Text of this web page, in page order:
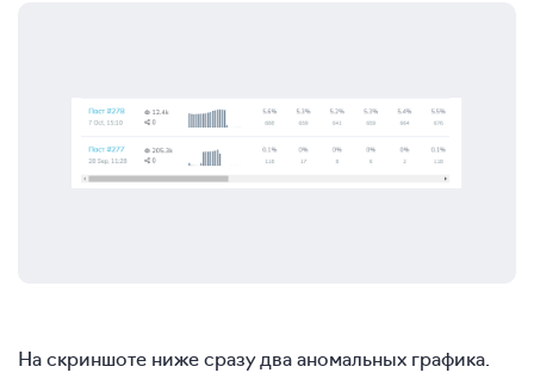
На скриншоте ниже сразу два аномальных графика.